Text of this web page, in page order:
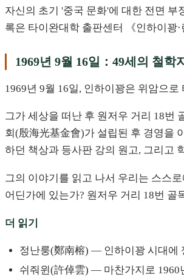
자신의 초기 '중국 문화'에 대한 전면
록은 타이완대학 출판센터 《인하이꽝
1969년 9월 16일：49세의 철
1969년 9월 16일, 인하이꽝은 위암으
그가 세상을 떠난 후 원저우 거리 18번
회(殷海光基金會)가 설립된 후 경영을
하던 책상과 등사판 강의 원고, 그리고
그의 이야기를 읽고 나서 우리는 스스
어딘가에 있는가? 원저우 거리 18번
더 읽기
정난룽(鄭南榕) — 인하이꽝 시대에
쉬줘윈(許倬雲) — 마찬가지로 1960